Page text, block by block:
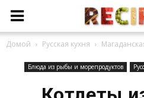
Домой Русская кухня
Блюда из рыбы и морепродуктов